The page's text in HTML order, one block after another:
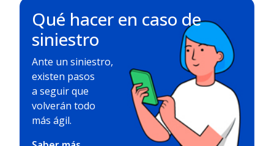
Qué hacer en caso de
siniestro
Ante un siniestro,
existen pasos
a seguir que
volverán todo
más ágil.